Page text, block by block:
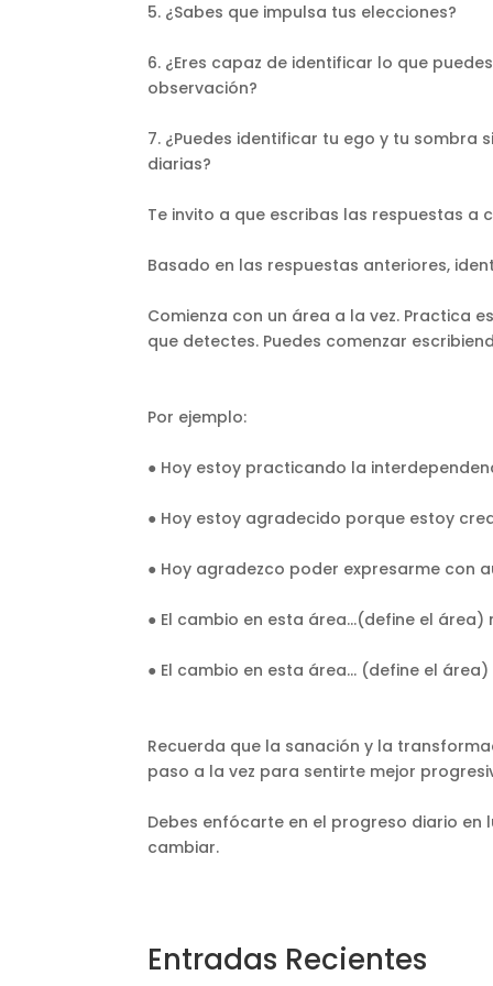
5. ¿Sabes que impulsa tus elecciones?
6. ¿Eres capaz de identificar lo que
observación?
7. ¿Puedes identificar tu ego y tu
diarias?
Te invito a que escribas las respuestas
Basado en las respuestas anteriores,
Comienza con un área a la vez. Practica
que detectes. Puedes comenzar
Por ejemplo:
● Hoy estoy practicando la
● Hoy estoy agradecido porque estoy
● Hoy agradezco poder expresarme con
● El cambio en esta área…(define el
● El cambio en esta área… (define el
Recuerda que la sanación y la
paso a la vez para sentirte mejor
Debes enfócarte en el progreso diario
cambiar.
Entradas Recientes